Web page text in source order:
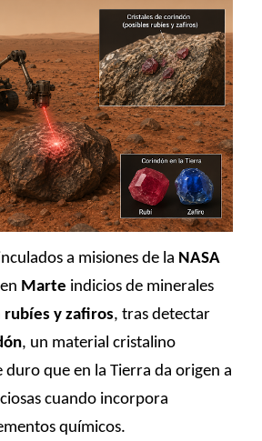
a misiones de la NASA
Marte indicios de minerales
rubíes y zafiros, tras detectar
, un material cristalino
que en la Tierra da origen a
cuando incorpora
químicos.